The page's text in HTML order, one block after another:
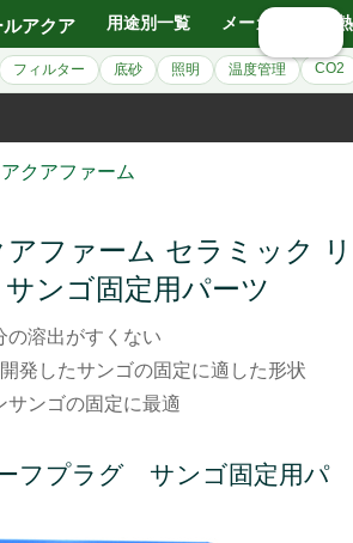
ルアクア 用途別一覧 メーカー別
フィルター 底砂 照明 温度管理 CO2
クアファーム
ファーム セラミック リ
ンゴ固定用パーツ
の溶出がすくない
発したサンゴの固定に適した形状
サンゴの固定に最適
フプラグ サンゴ固定用パ